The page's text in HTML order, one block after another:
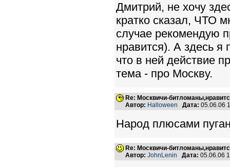
Дмитрий, не хочу
кратко сказал, ЧТО
случае рекомендую
нравится). А здесь я
что в ней действие
тема - про Москву.
Re: Москвичи-
Автор: Halloween Дата: 05.06.06
Народ плюсами
Re: Москвичи-
Автор: JohnLenin Дата: 05.06.06